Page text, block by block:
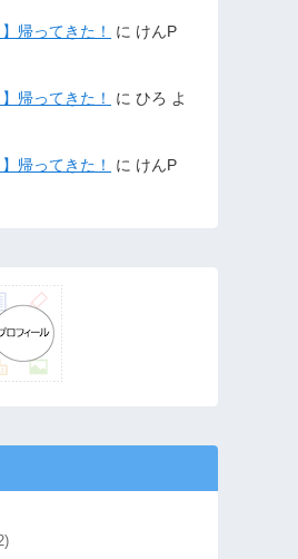
帰ってきた！ に けんP
帰ってきた！ に ひろ よ
帰ってきた！ に けんP